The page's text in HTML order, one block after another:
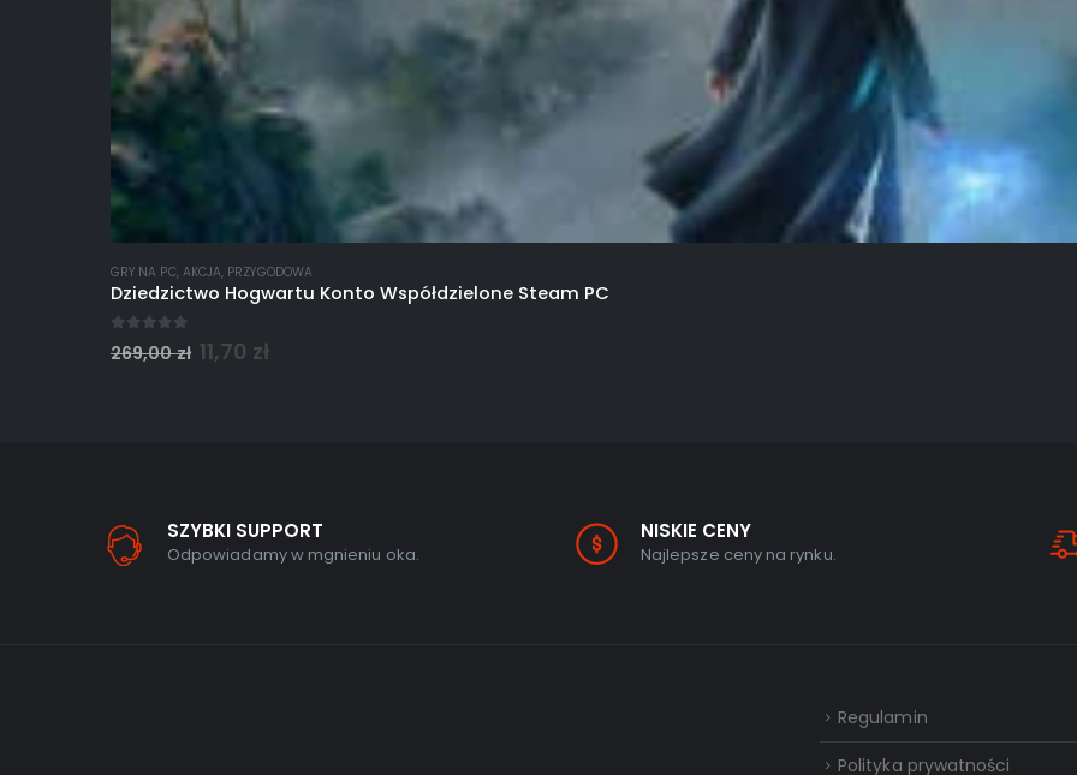
GRY NA PC, AKCJA, PRZYGODOWA
Dziedzictwo Hogwartu Konto Współdzielone Steam PC
out of 5
269,00zł 11,70 zł
SZYBKI SUPPORT
Odpowiadamy w mgnieniu oka.
NISKIE CENY
Najlepsze ceny na rynku.
Regulamin
Polityka prywatności